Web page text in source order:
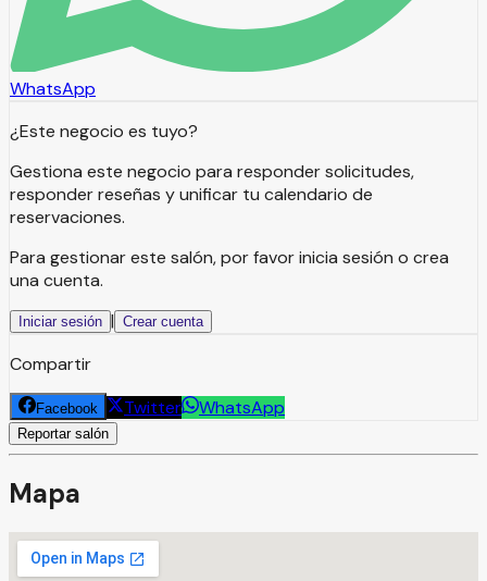
WhatsApp
¿Este negocio es tuyo?
Gestiona este negocio para responder solicitudes,
responder reseñas y unificar tu calendario de
reservaciones.
Para gestionar este salón, por favor inicia sesión o crea
una cuenta.
Iniciar sesión | Crear cuenta
Compartir
Facebook Twitter WhatsApp
Reportar salón
Mapa